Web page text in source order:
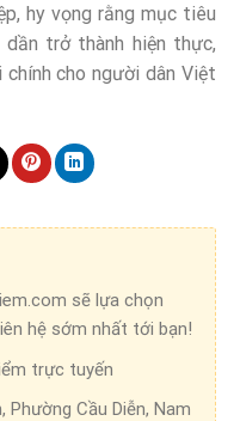
hy vọng rằng mục tiêu
trở thành hiện thực,
cho người dân Việt
sẽ lựa chọn
hệ sớm nhất tới bạn!
trực tuyến
Phường Cầu Diễn, Nam